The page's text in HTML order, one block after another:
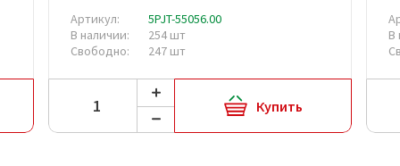
Артикул:
5PJT-55056.00
В наличии:
254 шт
Свободно:
247 шт
Купить
В